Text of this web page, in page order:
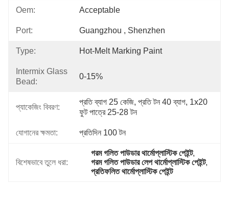
Oem: Acceptable
Port: Guangzhou , Shenzhen
Type: Hot-Melt Marking Paint
Intermix Glass
Bead:
0-15%
প্যাকেজিং বিবরণ:
প্রতি ব্যাগ 25 কেজি, প্রতি টন 40 ব্যাগ, 1x20
ফুট পাত্রে 25-28 টন
যোগানের ক্ষমতা: প্রতিদিন 100 টন
বিশেষভাবে তুলে ধরা:
গরম গলিত পাউডার থার্মোপ্লাস্টিক পেইন্ট,
গরম গলিত পাউডার লেপ থার্মোপ্লাস্টিক পেইন্ট,
প্রতিফলিত থার্মোপ্লাস্টিক পেইন্ট